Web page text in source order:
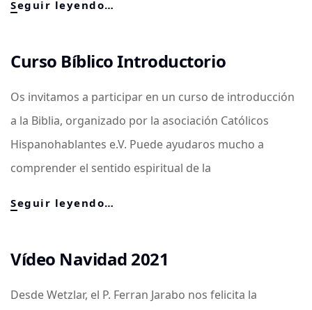
Seguir leyendo…
por
Zoom
Curso Bíblico Introductorio
Os invitamos a participar en un curso de introducción
a la Biblia, organizado por la asociación Católicos
Hispanohablantes e.V. Puede ayudaros mucho a
comprender el sentido espiritual de la
Seguir leyendo…
Vídeo Navidad 2021
Desde Wetzlar, el P. Ferran Jarabo nos felicita la